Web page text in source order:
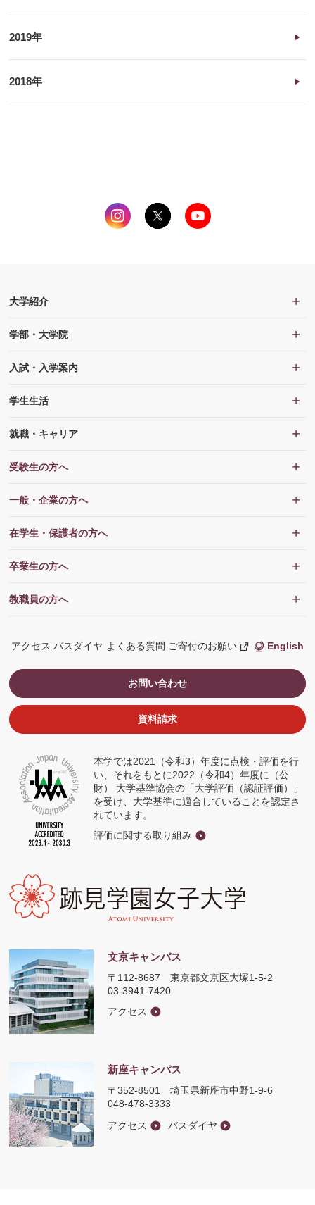
2019年
2018年
文京キャンパス
〒112-8687東京都文京区大塚1-5-2
03-3941-7420
アクセス
新座キャンパス
〒352-8501埼玉県新座市中野1-9-6
048-478-3333
アクセス
バスダイヤ
本学では2021（令和3）年度に点検・評価を行
い、それをもとに2022（令和4）年度に（公
財） 大学基準協会の「大学評価（認証評価）」
を受け、大学基準に適合していることを認定さ
れています。
評価に関する取り組み
大学紹介
学部・大学院
入試・入学案内
学生生活
就職・キャリア
受験生の方へ
一般・企業の方へ
在学生・保護者の方へ
卒業生の方へ
教職員の方へ
アクセス バスダイヤ よくある質問 ご寄付のお願い
新
し
ン
ド
開
English
お問い合わせ
資料請求